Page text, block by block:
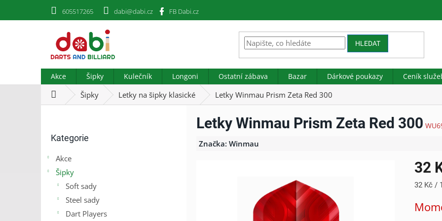
605517265 dabi@dabi.cz FB Dabi.cz
HLEDAT
Akce Šipky Kulečník Longoni Ostatní zábava Bazar Dárkové poukazy Ceník
DomůŠipky Letky na šipky klasické Letky Winmau Prism Zeta Red 300
kategorie
Kategorie
Akce
Šipky
Soft sady
Steel sady
Dart Players
Letky Winmau Prism Zeta Red 300
Značka: Winmau
32
Měrná
32 Kč /